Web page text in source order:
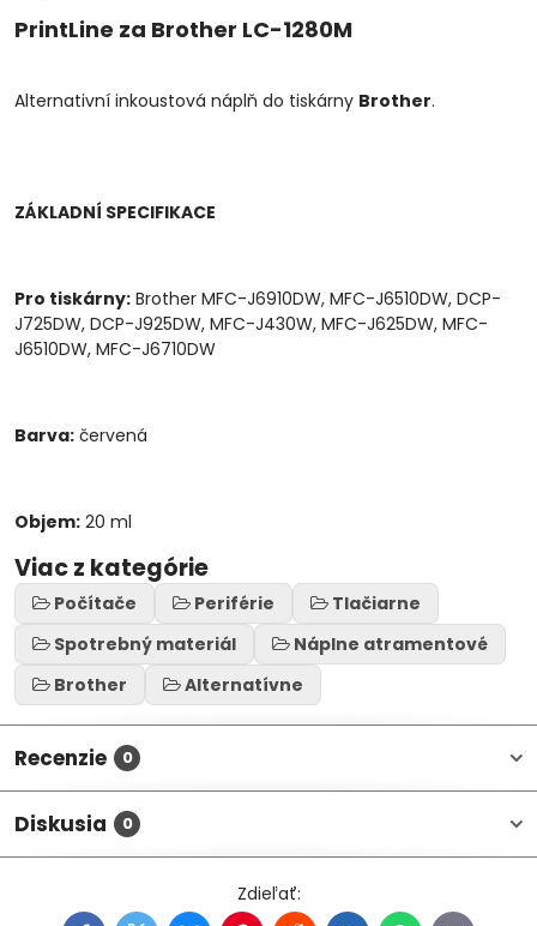
PrintLine za Brother LC-1280M
Alternativní inkoustová náplň do tiskárny Brother.
ZÁKLADNÍ SPECIFIKACE
Pro tiskárny: Brother MFC-J6910DW, MFC-J6510DW, DCP-
J725DW, DCP-J925DW, MFC-J430W, MFC-J625DW, MFC-
J6510DW, MFC-J6710DW
Barva: červená
Objem: 20 ml
Viac z kategórie
Počítače Periférie
Tlačiarne
Spotrebný materiál
Náplne atramentové
Brother
Alternatívne
Recenzie 0
Diskusia 0